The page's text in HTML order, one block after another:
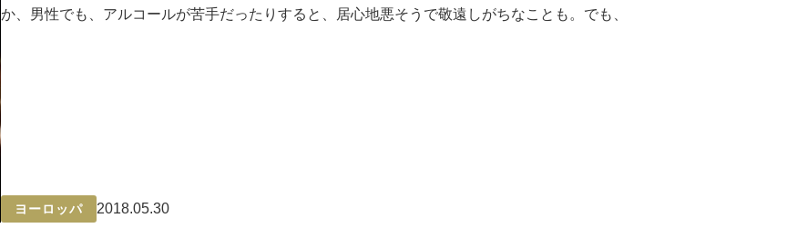
か、男性でも、アルコールが苦手だったりすると、居心地悪そうで敬遠しがちなことも。でも、
ヨーロッパ 2018.05.30